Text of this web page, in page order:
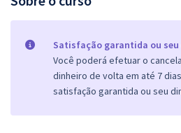
Satisfação garantida ou
Você poderá efetuar o
dinheiro de volta em até 7
satisfação garantida ou seu